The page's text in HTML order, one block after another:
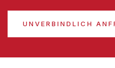
UNVERBINDLICH